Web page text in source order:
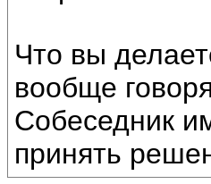
Что вы
вообще
Собеседник
принять